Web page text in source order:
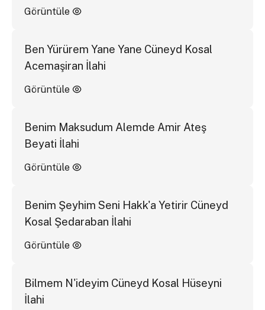
Görüntüle
Ben Yürürem Yane Yane Cüneyd Kosal
Acemaşiran İlahi
Görüntüle
Benim Maksudum Alemde Amir Ateş
Beyati İlahi
Görüntüle
Benim Şeyhim Seni Hakk'a Yetirir Cüneyd
Kosal Şedaraban İlahi
Görüntüle
Bilmem N'ideyim Cüneyd Kosal Hüseyni
İlahi